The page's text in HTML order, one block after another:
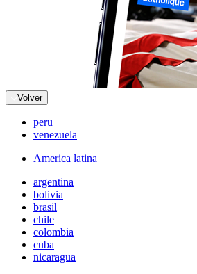
Volver
peru
venezuela
America latina
argentina
bolivia
brasil
chile
colombia
cuba
nicaragua